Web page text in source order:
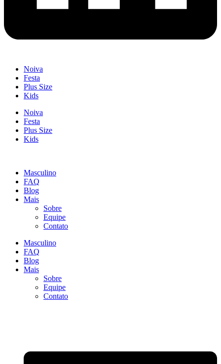
Noiva
Festa
Plus Size
Kids
Noiva
Festa
Plus Size
Kids
Masculino
FAQ
Blog
Mais
Sobre
Equipe
Contato
Masculino
FAQ
Blog
Mais
Sobre
Equipe
Contato